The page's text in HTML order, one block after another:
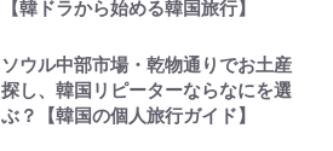
【韓ドラから始める韓国旅行】
ソウル中部市場・乾物通りでお土産
探し、韓国リピーターならなにを選
ぶ？【韓国の個人旅行ガイド】